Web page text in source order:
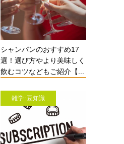
シャンパンのおすすめ17
選！選び方やより美味しく
飲むコツなどもご紹介【...
雑学･豆知識